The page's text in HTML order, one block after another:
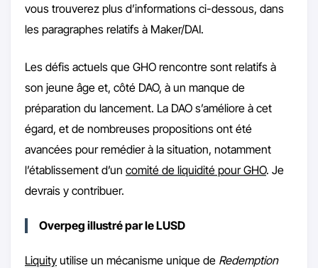
vous trouverez plus d’informations ci-dessous, dans
les paragraphes relatifs à Maker/DAI.
Les défis actuels que GHO rencontre sont relatifs à
son jeune âge et, côté DAO, à un manque de
préparation du lancement. La DAO s’améliore à cet
égard, et de nombreuses propositions ont été
avancées pour remédier à la situation, notamment
l’établissement d’un comité de liquidité pour GHO. Je
devrais y contribuer.
Overpeg illustré par le LUSD
Liquity utilise un mécanisme unique de Redemption